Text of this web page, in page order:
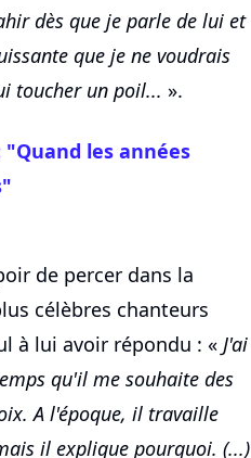
dès que je parle de lui et
que je ne voudrais
toucher un poil... ».
les années
de percer dans la
célèbres chanteurs
à lui avoir répondu : « J'ai
qu'il me souhaite des
A l'époque, il travaille
il explique pourquoi. (...)